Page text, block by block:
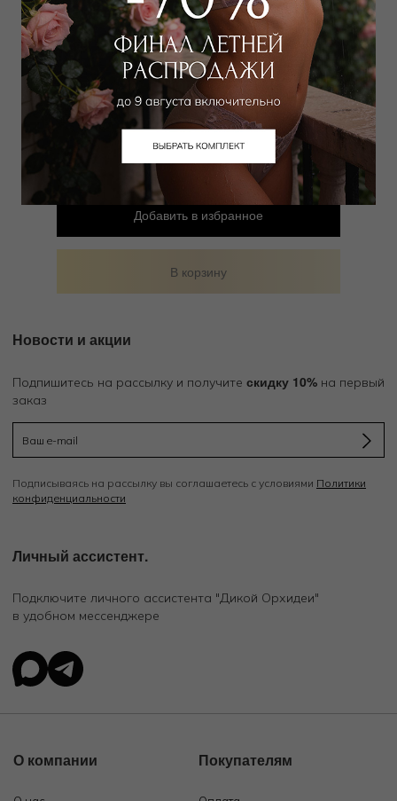
Брюки
Добавить в избранное
В корзину
Новости и акции
Подпишитесь на рассылку и получите скидку 10% на первый
заказ
Подписываясь на рассылку вы соглашаетесь с условиями Политики
конфиденциальности
Личный ассистент.
Подключите личного ассистента "Дикой Орхидеи"
в удобном мессенджере
О компании Покупателям